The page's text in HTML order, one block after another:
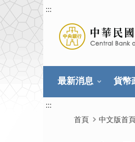
:::
最新消息 貨幣
:::
首頁 中文版首